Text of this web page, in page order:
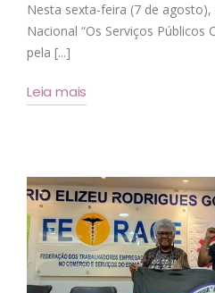
Nesta sexta-feira (7 de
Nacional “Os Serviços
pela [...]
Leia mais